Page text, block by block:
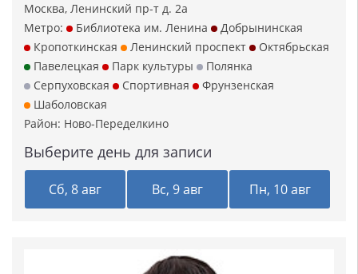
Москва, Ленинский пр-т д. 2а
Метро:
Библиотека им. Ленина
Добрынинская
Кропоткинская
Ленинский проспект
Октябрьская
Павелецкая
Парк культуры
Полянка
Серпуховская
Спортивная
Фрунзенская
Шаболовская
Район: Ново-Переделкино
Выберите день для записи
Сб, 8 авг Вс, 9 авг Пн, 10 авг